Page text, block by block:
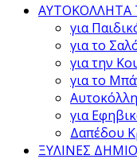
ΑΥΤΟΚΟΛΛΗΤΑ
για
για το
για την
για το
για
Δαπέδου
ΞΥΛΙΝΕΣ